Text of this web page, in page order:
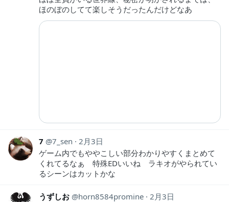
ほのぼのしてて楽しそうだったんだけどなあ
7 7_sen
2月3日
ゲーム内でもややこしい部分わかりやすくまとめて
くれてるなぁ 特殊EDいいね ラキオがやられてい
るシーンはカットかな
うずしお horn8584promine
2月3日